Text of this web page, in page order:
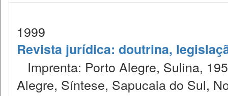
1999
Revista jurídica: doutrina,
Imprenta: Porto Alegre, Sulina,
Alegre, Síntese, Sapucaia do Sul,